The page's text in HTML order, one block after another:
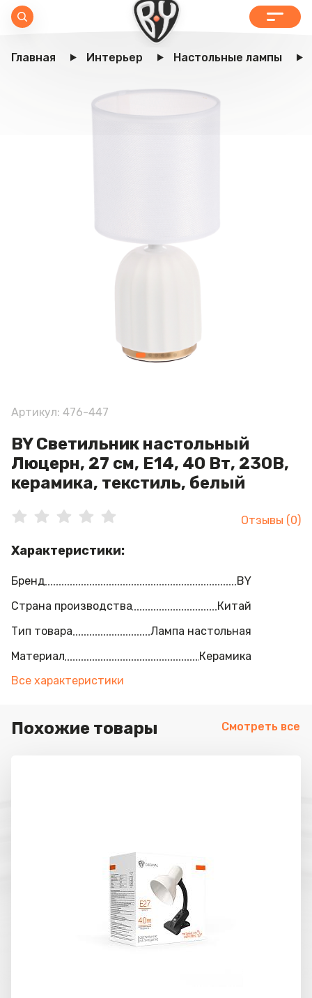
Главная Интерьер Настольные лампы
Артикул: 476-447
BY Светильник настольный
Люцерн, 27 см, E14, 40 Вт, 230В,
керамика, текстиль, белый
Отзывы (0)
Характеристики:
Бренд
BY
Страна производства
Китай
Тип товара
Лампа настольная
Материал
Керамика
Все характеристики
Похожие товары Смотреть все